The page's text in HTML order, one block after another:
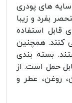
های پودری
بفرد و زیبا
قابل استفاده
کنند. همچنین
بسته بندی
حمل است. از
روغن، عطر و